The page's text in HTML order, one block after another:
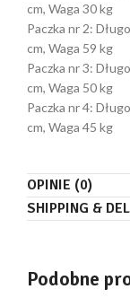
cm, Waga 30 kg
Paczka nr 2:
cm, Waga 59 kg
Paczka nr 3:
cm, Waga 50 kg
Paczka nr 4:
cm, Waga 45 kg
OPINIE (0)
SHIPPING &
Podobne